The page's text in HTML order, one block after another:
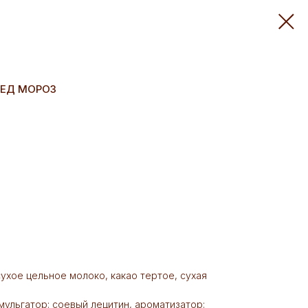
МОРОЗ
цельное молоко, какао тертое, сухая
соевый лецитин, ароматизатор: